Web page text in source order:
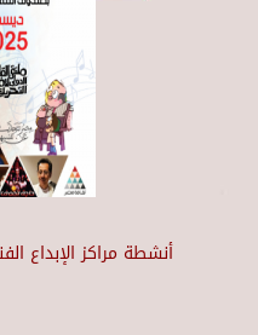
أنشطة مراكز الإبداع